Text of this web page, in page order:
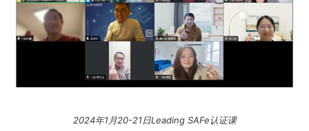
2024年1月20-21日Leading SAFe认证课